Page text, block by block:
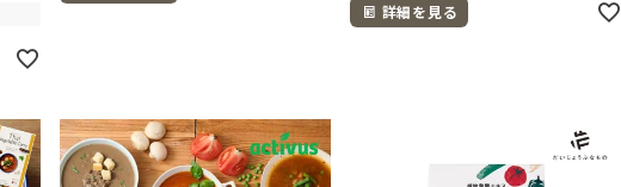
詳細を見る